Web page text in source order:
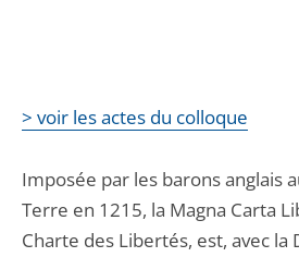
> voir les actes du colloque
Imposée par les barons anglais
Terre en 1215, la Magna Carta
Charte des Libertés, est, avec la